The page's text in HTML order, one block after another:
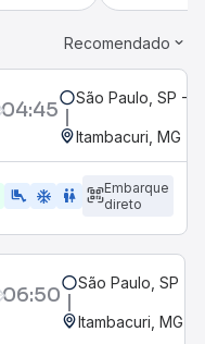
Recomendado
04:45 São Paulo, SP -
Itambacuri, MG
airline_seat_legroom_extra ac_unit WC
Embarque
direto
06:50 São Paulo, SP -
Itambacuri, MG